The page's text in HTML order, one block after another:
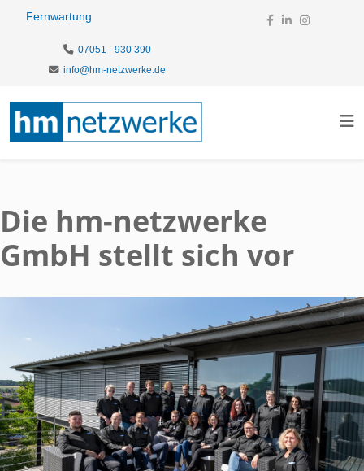
Fernwartung
07051 - 930 390
info@hm-netzwerke.de
Die hm-netzwerke
GmbH stellt sich vor